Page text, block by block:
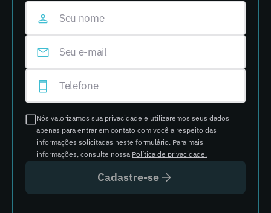
Nós valorizamos sua privacidade e utilizaremos seus dados
apenas para entrar em contato com você a respeito das
informações solicitadas neste formulário. Para mais
informações, consulte nossa Política de privacidade.
Cadastre-se